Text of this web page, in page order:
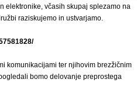
elektronike, včasih skupaj splezamo na
raziskujemo in ustvarjamo.
komunikacijami ter njihovim brezžičnim
bomo delovanje preprostega